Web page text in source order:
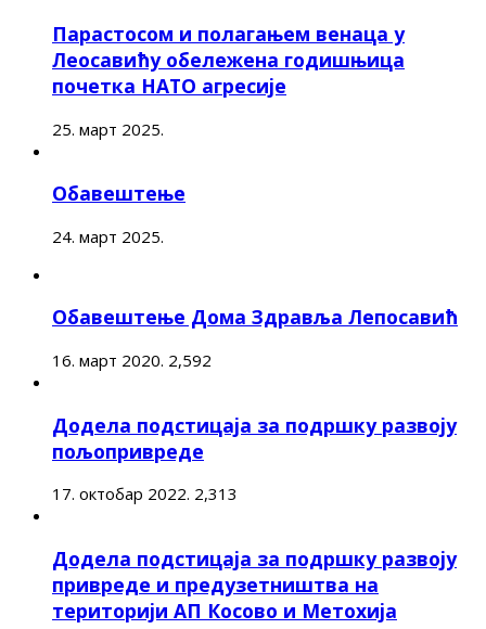
Парастосом и полагањем венаца у
Леосавићу обележена годишњица
почетка НАТО агресије
25. март 2025.
Обавештење
24. март 2025.
Обавештење Дома Здравља Лепосавић
16. март 2020. 2,592
Додела подстицаја за подршку развоју
пољопривреде
17. октобар 2022. 2,313
Додела подстицаја за подршку развоју
привреде и предузетништва на
територији АП Косово и Метохија